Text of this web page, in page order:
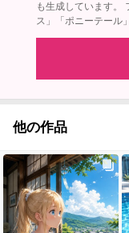
も生成しています。
ス」「ポニーテール
他の作品